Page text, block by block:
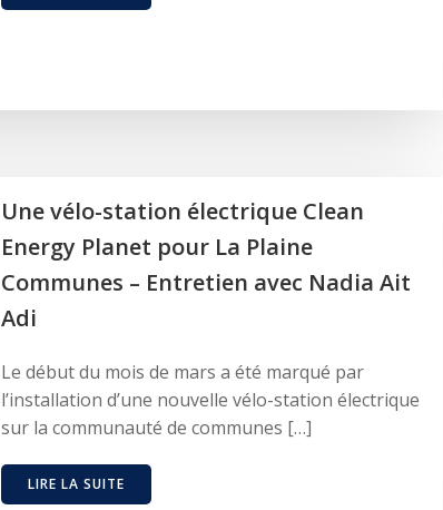
Une vélo-station électrique Clean
Energy Planet pour La Plaine
Communes – Entretien avec Nadia Ait
Adi
Le début du mois de mars a été marqué par
l’installation d’une nouvelle vélo-station électrique
sur la communauté de communes […]
LIRE LA SUITE